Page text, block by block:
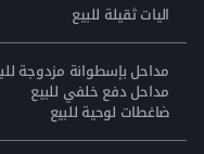
اليات ثقيلة للبيع
مداحل بإسطوانة مزدوجة
مداحل دفع خلفي للبيع
ضاغطات لوحية للبيع